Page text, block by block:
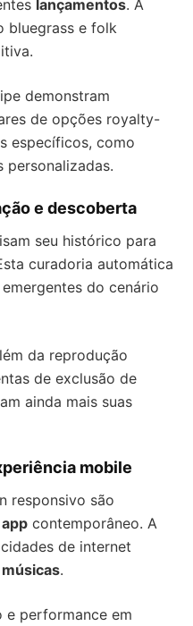
lançamentos. A
bluegrass e folk
demonstram
de opções royalty-
específicos, como
personalizadas.
e descoberta
seu histórico para
curadoria automática
emergentes do cenário
da reprodução
de exclusão de
ainda mais suas
mobile
responsivo são
app contemporâneo. A
de internet
músicas.
e performance em